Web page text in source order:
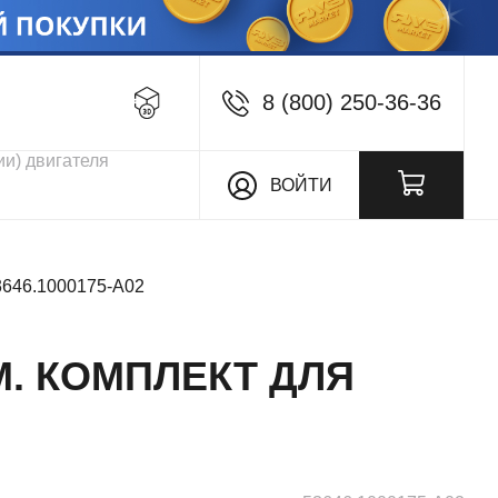
8 (800) 250-36-36
ДВИГАТЕЛИ 658
ДВИГАТЕЛИ 840
ВОЙТИ
А02
КОМПЛЕКТ ДЛЯ